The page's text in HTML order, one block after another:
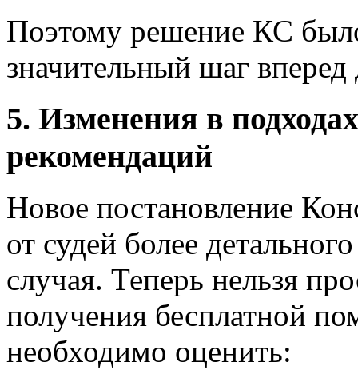
Поэтому решение КС
значительный шаг
5. Изменения в
рекомендаций
Новое постановление
от судей более
случая. Теперь нельзя
получения бесплатной
необходимо оценить: